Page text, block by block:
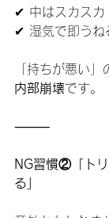
✔ 中はスカスカ
✔ 湿気で即うね
「持ちが悪い」
内部崩壊です。
⸻
NG習慣②「ト
る」